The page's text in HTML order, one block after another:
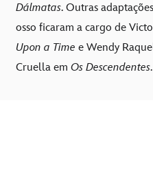
Dálmatas. Outras
osso ficaram a cargo de
Upon a Time e Wendy
Cruella em Os Descendentes.